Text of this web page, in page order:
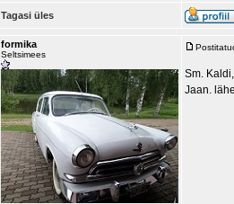
Tagasi üles
formika
Seltsimees
Sm.
Jaan.